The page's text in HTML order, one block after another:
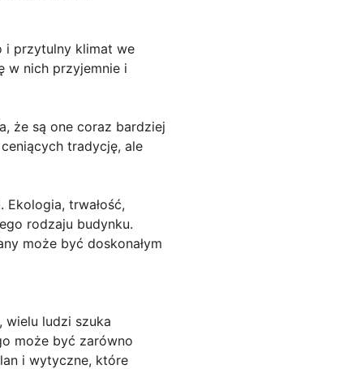
i przytulny klimat we
w nich przyjemnie i
że są one coraz bardziej
tradycję, ale
trwałość,
rodzaju budynku.
może być doskonałym
wielu ludzi szuka
może być zarówno
i wytyczne, które